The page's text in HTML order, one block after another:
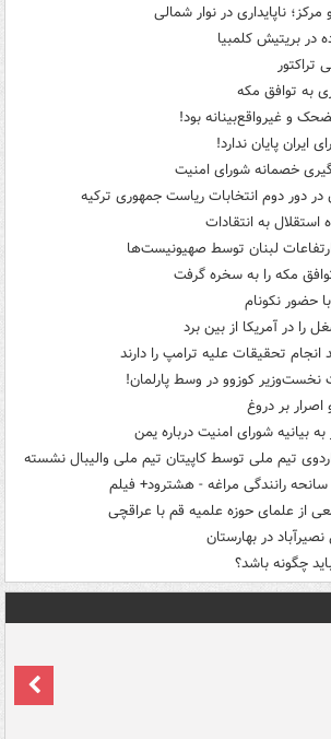
ناپایداری در نوار شمالی
در بریتیش کلمبیا
به توافق مکه
و غیرواقع‌بینانه بود!
ایران پایان ندارد!
خصمانه شورای امنیت
دور دوم انتخابات ریاست جمهوری ترکیه
به انتقادات
لبنان توسط صهیونیست‌ها
مکه را به سخره گرفت
حضور نکونام
را در آمریکا از بین برد
تحقیقات علیه ترامپ را دارند
کوزوو در وسط پارلمان!
بر دروغ
بیانیه شورای امنیت درباره یمن
تیم ملی توسط کاپیتان تیم ملی والیبال نشسته
رانندگی مراغه - هشترود+ فیلم
علمای حوزه علمیه قم با عراقچی
در بهارستان
چگونه باشد؟